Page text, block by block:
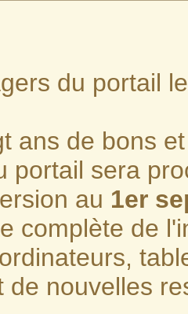
du portail
ans de bons
portail sera
au 1er
complète de
de nouvelles